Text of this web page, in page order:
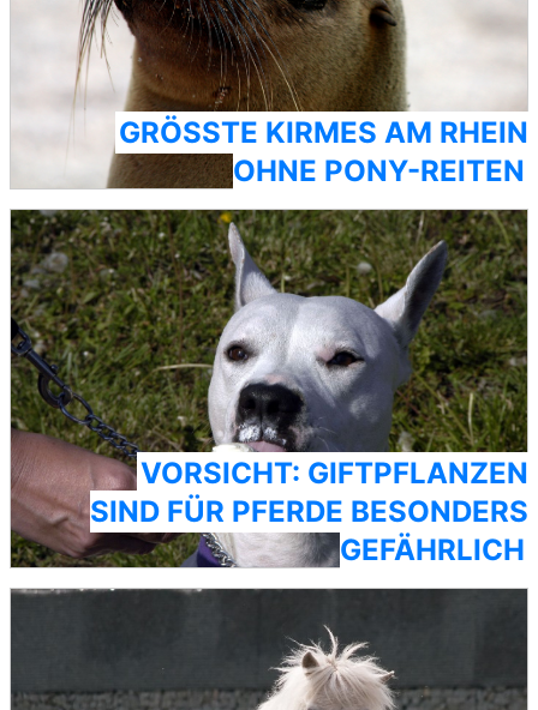
GRÖSSTE KIRMES AM RHEIN O
HNE PONY-REITEN
VORSICHT: GIFTPFLANZEN
SIND FÜR PFERDE BESONDERS
GEFÄHRLICH